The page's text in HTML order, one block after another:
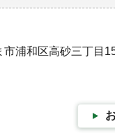
浦和区高砂三丁目